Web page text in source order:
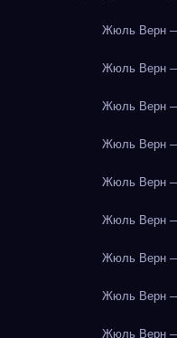
Жюль Верн —
Жюль Верн —
Жюль Верн —
Жюль Верн —
Жюль Верн —
Жюль Верн —
Жюль Верн —
Жюль Верн —
Жюль Верн —